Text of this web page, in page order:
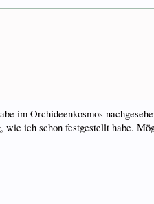
im Orchideenkosmos
ich schon festgestellt habe.